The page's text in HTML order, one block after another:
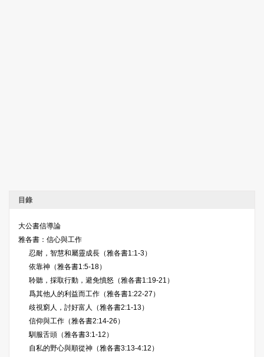
目錄
大公書信導論
雅各書：信心與工作
忍耐，智慧和屬靈成長（雅各書1:1-3）
依靠神（雅各書1:5-18）
聆聽，採取行動，避免憤怒（雅各書1:19-21）
爲其他人的利益而工作（雅各書1:22-27）
歧視窮人，討好富人（雅各書2:1-13）
信仰與工作（雅各書2:14-26）
馴服舌頭（雅各書3:1-12）
自私的野心與順從神（雅各書3:13-4:12）